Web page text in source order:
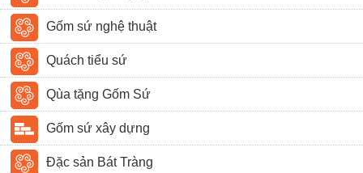
Gốm sứ nghệ thuật
Quách tiểu sứ
Qùa tặng Gốm Sứ
Gốm sứ xây dựng
Đặc sản Bát Tràng